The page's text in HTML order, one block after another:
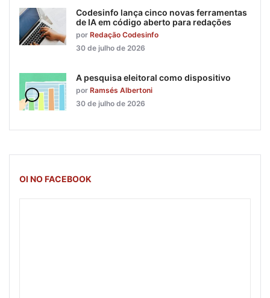
Codesinfo lança cinco novas ferramentas
de IA em código aberto para redações
por Redação Codesinfo
30 de julho de 2026
A pesquisa eleitoral como dispositivo
por Ramsés Albertoni
30 de julho de 2026
OI NO FACEBOOK